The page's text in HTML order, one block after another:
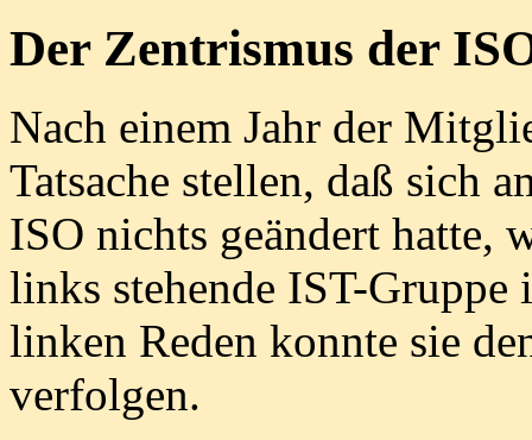
Der Zentrismus der
Nach einem Jahr der
Tatsache stellen, daß sich
ISO nichts geändert hatte,
links stehende IST-
linken Reden konnte sie
verfolgen.